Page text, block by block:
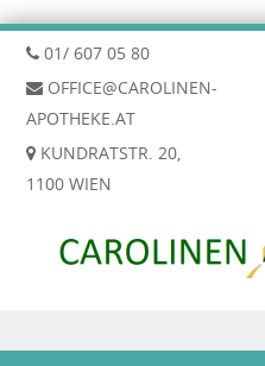
01/ 607 05 80
OFFICE@CAROLINEN-
APOTHEKE.AT
KUNDRATSTR. 20,
1100 WIEN